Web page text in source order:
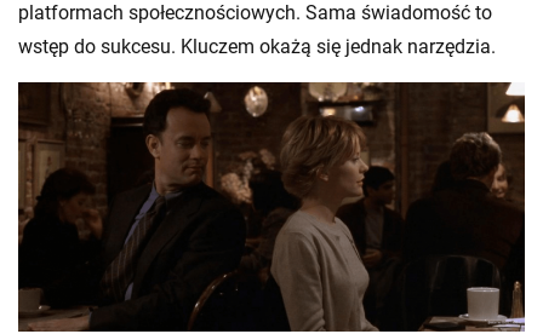
platformach społecznościowych. Sama świadomość to
wstęp do sukcesu. Kluczem okażą się jednak narzędzia.